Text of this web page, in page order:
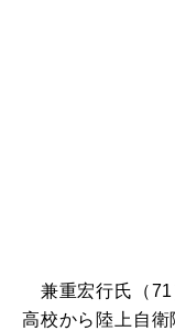
兼重宏行氏（71
高校から陸上自衛